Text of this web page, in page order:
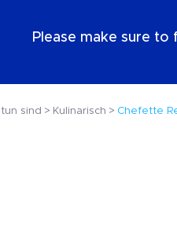
Please make sure
sind Kulinarisch Chefette